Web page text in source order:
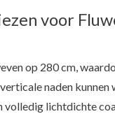
voor
op 280 cm,
naden
volledig lichtdichte